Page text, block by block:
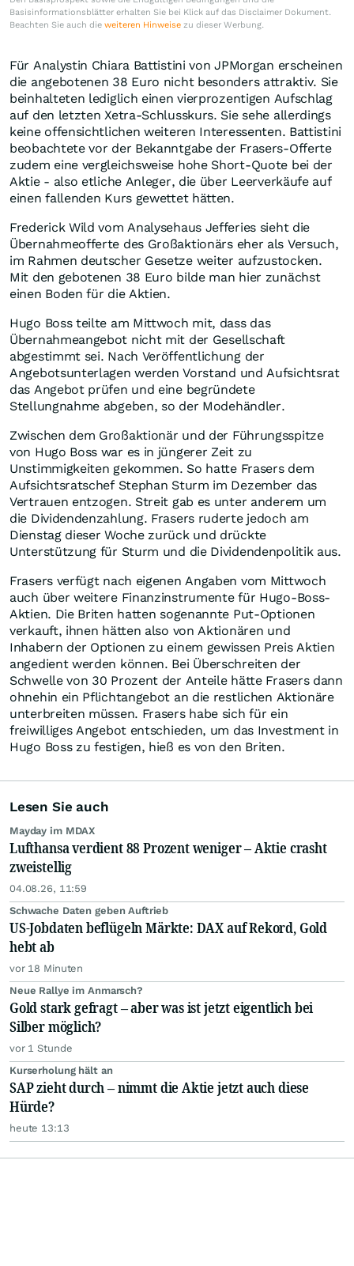
Basisinformationsblätter erhalten Sie bei Klick auf das Disclaimer Dokument.
Beachten Sie auch die weiteren Hinweise zu dieser Werbung.
Für Analystin Chiara Battistini von JPMorgan erscheinen
die angebotenen 38 Euro nicht besonders attraktiv. Sie
beinhalteten lediglich einen vierprozentigen Aufschlag
auf den letzten Xetra-Schlusskurs. Sie sehe allerdings
keine offensichtlichen weiteren Interessenten. Battistini
beobachtete vor der Bekanntgabe der Frasers-Offerte
zudem eine vergleichsweise hohe Short-Quote bei der
Aktie - also etliche Anleger, die über Leerverkäufe auf
einen fallenden Kurs gewettet hätten.
Frederick Wild vom Analysehaus Jefferies sieht die
Übernahmeofferte des Großaktionärs eher als Versuch,
im Rahmen deutscher Gesetze weiter aufzustocken.
Mit den gebotenen 38 Euro bilde man hier zunächst
einen Boden für die Aktien.
Hugo Boss teilte am Mittwoch mit, dass das
Übernahmeangebot nicht mit der Gesellschaft
abgestimmt sei. Nach Veröffentlichung der
Angebotsunterlagen werden Vorstand und Aufsichtsrat
das Angebot prüfen und eine begründete
Stellungnahme abgeben, so der Modehändler.
Zwischen dem Großaktionär und der Führungsspitze
von Hugo Boss war es in jüngerer Zeit zu
Unstimmigkeiten gekommen. So hatte Frasers dem
Aufsichtsratschef Stephan Sturm im Dezember das
Vertrauen entzogen. Streit gab es unter anderem um
die Dividendenzahlung. Frasers ruderte jedoch am
Dienstag dieser Woche zurück und drückte
Unterstützung für Sturm und die Dividendenpolitik aus.
Frasers verfügt nach eigenen Angaben vom Mittwoch
auch über weitere Finanzinstrumente für Hugo-Boss-
Aktien. Die Briten hatten sogenannte Put-Optionen
verkauft, ihnen hätten also von Aktionären und
Inhabern der Optionen zu einem gewissen Preis Aktien
angedient werden können. Bei Überschreiten der
Schwelle von 30 Prozent der Anteile hätte Frasers dann
ohnehin ein Pflichtangebot an die restlichen Aktionäre
unterbreiten müssen. Frasers habe sich für ein
freiwilliges Angebot entschieden, um das Investment in
Hugo Boss zu festigen, hieß es von den Briten.
Lesen Sie auch
Mayday im MDAX
Lufthansa verdient 88 Prozent weniger – Aktie crasht
zweistellig
04.08.26, 11:59
Schwache Daten geben Auftrieb
US-Jobdaten beflügeln Märkte: DAX auf Rekord, Gold
hebt ab
vor 18 Minuten
Neue Rallye im Anmarsch?
Gold stark gefragt – aber was ist jetzt eigentlich bei
Silber möglich?
vor 1 Stunde
Kurserholung hält an
SAP zieht durch – nimmt die Aktie jetzt auch diese
Hürde?
heute 13:13